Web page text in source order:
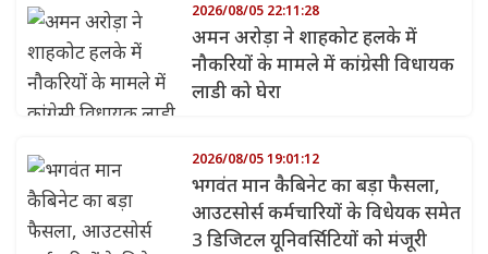
2026/08/05 22:11:28
अमन अरोड़ा ने शाहकोट हलके में
नौकरियों के मामले में कांग्रेसी विधायक
लाडी को घेरा
2026/08/05 19:01:12
भगवंत मान कैबिनेट का बड़ा फैसला,
आउटसोर्स कर्मचारियों के विधेयक समेत
3 डिजिटल यूनिवर्सिटियों को मंजूरी